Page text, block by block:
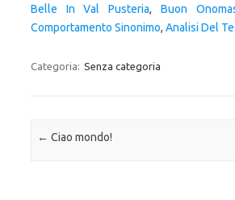
Belle In Val Pusteria, Buon
Comportamento Sinonimo, Analisi Del
Categoria: Senza categoria
Navigazione articolo
← Ciao mondo!